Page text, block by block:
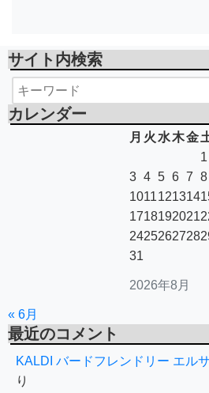
サイト内検索
カレンダー
2026年8月
月 火 水木金
1
3 4 5 6 7 8
1011121314
1718192021
2425262728
31
« 6月
最近のコメント
KALDI バードフレンドリー エル
り